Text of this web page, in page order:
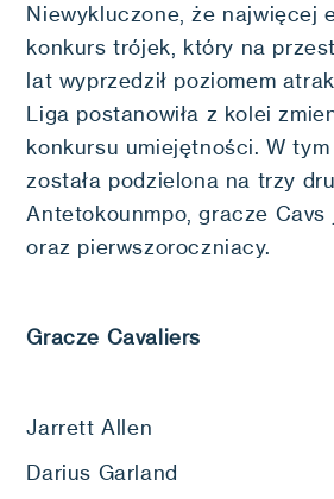
Niewykluczone, że najwięcej
konkurs trójek, który na
lat wyprzedził poziomem
Liga postanowiła z kolei
konkursu umiejętności. W
została podzielona na trzy
Antetokounmpo, gracze
oraz pierwszoroczniacy.
Gracze Cavaliers
Jarrett Allen
Darius Garland